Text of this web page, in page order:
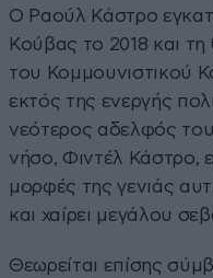
Ο Ραούλ Κάστρο
Κούβας το 2018 και
του Κομμουνιστικού
εκτός της ενεργής
νεότερος αδελφός
νήσο, Φιντέλ Κάστρο,
μορφές της γενιάς
και χαίρει μεγάλου
Θεωρείται επίσης